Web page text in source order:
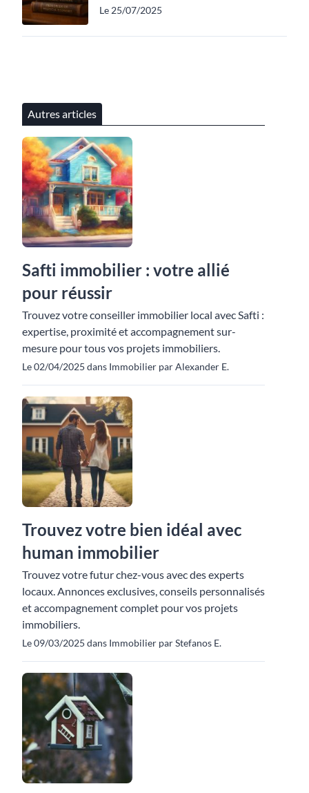
Le 25/07/2025
Autres articles
Safti immobilier : votre allié
pour réussir
Trouvez votre conseiller immobilier local avec Safti :
expertise, proximité et accompagnement sur-
mesure pour tous vos projets immobiliers.
Le 02/04/2025 dans Immobilier par Alexander E.
Trouvez votre bien idéal avec
human immobilier
Trouvez votre futur chez-vous avec des experts
locaux. Annonces exclusives, conseils personnalisés
et accompagnement complet pour vos projets
immobiliers.
Le 09/03/2025 dans Immobilier par Stefanos E.